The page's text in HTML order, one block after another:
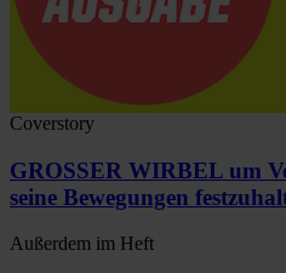
Coverstory
GROSSER WIRBEL um
seine Bewegungen
Außerdem im Heft